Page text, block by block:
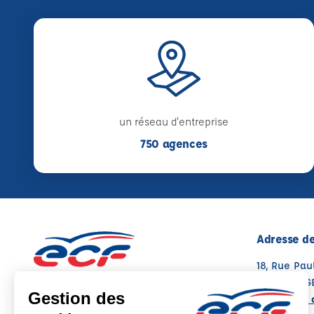
un réseau d'entreprise
750 agences
Adresse
18, Rue
49100
Voir sur la